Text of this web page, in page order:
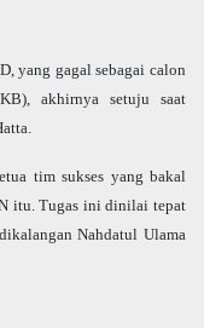
yang gagal sebagai calon
akhirnya setuju saat
tim sukses yang bakal
itu. Tugas ini dinilai tepat
Nahdatul Ulama